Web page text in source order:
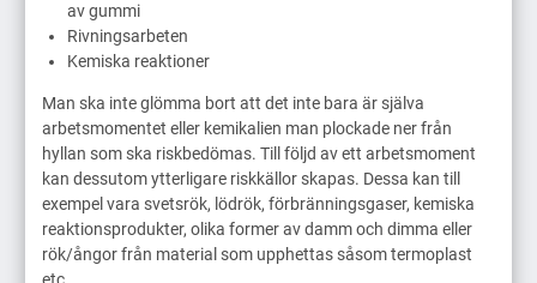
av gummi
Rivningsarbeten
Kemiska reaktioner
Man ska inte glömma bort att det inte bara är själva
arbetsmomentet eller kemikalien man plockade ner från
hyllan som ska riskbedömas. Till följd av ett arbetsmoment
kan dessutom ytterligare riskkällor skapas. Dessa kan till
exempel vara svetsrök, lödrök, förbränningsgaser, kemiska
reaktionsprodukter, olika former av damm och dimma eller
rök/ångor från material som upphettas såsom termoplast